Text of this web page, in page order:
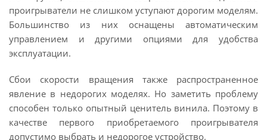
проигрыватели не слишком уступают дорогим моделям.
Большинство из них оснащены автоматическим
управлением и другими опциями для удобства
эксплуатации.
Сбои скорости вращения также распространенное
явление в недорогих моделях. Но заметить проблему
способен только опытный ценитель винила. Поэтому в
качестве первого приобретаемого проигрывателя
допустимо выбрать и недорогое устройство.